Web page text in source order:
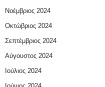
Νοέμβριος 2024
Οκτώβριος 2024
Σεπτέμβριος 2024
Αύγουστος 2024
Ιούλιος 2024